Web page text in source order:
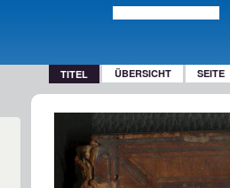
TITEL ÜBERSICHT SEITE